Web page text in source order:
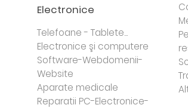
Electronice
Telefoane - Tablete...
Electronice şi computere
Software-Webdomenii-
Website
Aparate medicale
Reparatii PC-Electronice-